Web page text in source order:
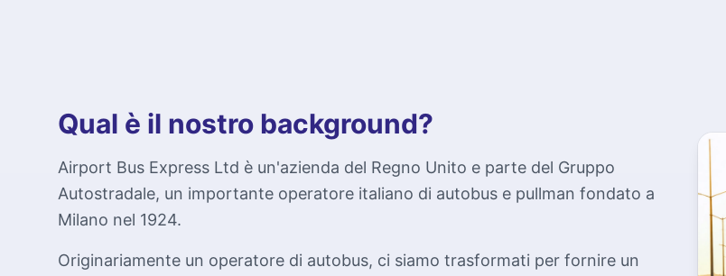
Qual è il nostro background?
Airport Bus Express Ltd è un'azienda del Regno Unito e parte del Gruppo
Autostradale, un importante operatore italiano di autobus e pullman fondato a
Milano nel 1924.
Originariamente un operatore di autobus, ci siamo trasformati per fornire un